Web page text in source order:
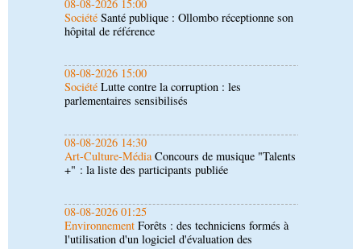
08-08-2026 15:00
Société Lutte contre la corruption : les
parlementaires sensibilisés
08-08-2026 14:30
Art-Culture-MédiaConcours de musique "Talents
+" : la liste des participants publiée
08-08-2026 01:25
EnvironnementForêts : des techniciens formés à
l'utilisation d'un logiciel d'évaluation des
08-08-2026 01:15
Afrique-MondeCongo-Mali : les deux pays
envisagent le renforcement de leur coopération